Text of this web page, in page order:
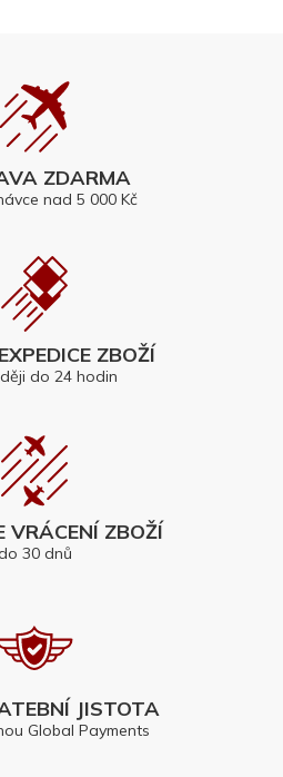
ZDARMA
nad 5 000 Kč
ZBOŽÍ
do 24 hodin
VRÁCENÍ ZBOŽÍ
30 dnů
JISTOTA
Global Payments